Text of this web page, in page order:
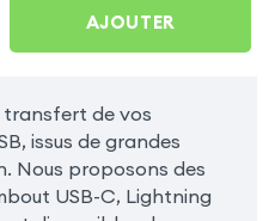
AJOUTER
transfert de vos
issus de grandes
Nous proposons des
USB-C, Lightning